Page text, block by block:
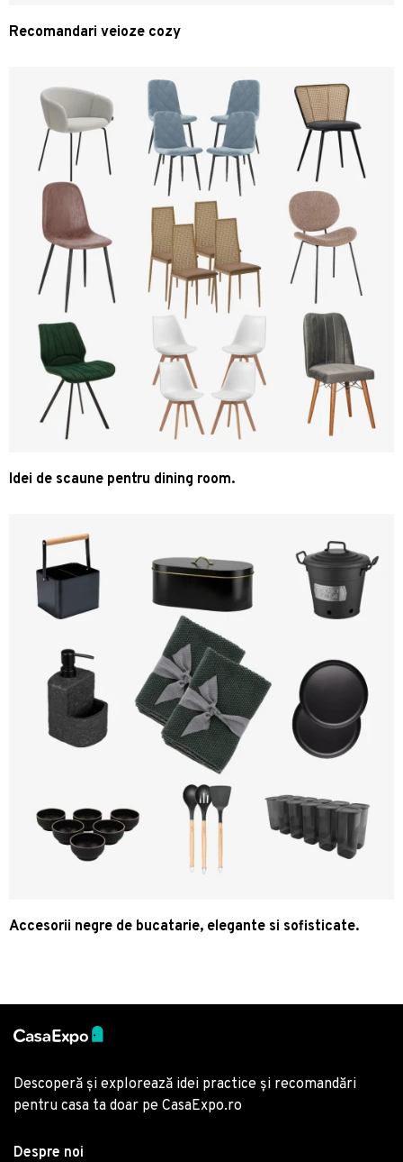
Recomandari veioze cozy
Idei de scaune pentru dining room.
Accesorii negre de bucatarie, elegante si sofisticate.
Descoperă și explorează idei practice și recomandări
pentru casa ta doar pe CasaExpo.ro
Despre noi